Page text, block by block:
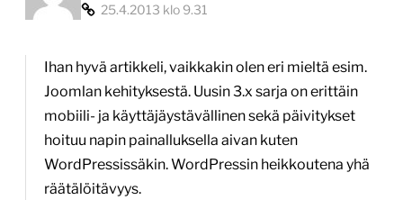
25.4.2013 klo 9.31
Ihan hyvä artikkeli, vaikkakin olen eri mieltä esim.
Joomlan kehityksestä. Uusin 3.x sarja on erittäin
mobiili- ja käyttäjäystävällinen sekä päivitykset
hoituu napin painalluksella aivan kuten
WordPressissäkin. WordPressin heikkoutena yhä
räätälöitävyys.